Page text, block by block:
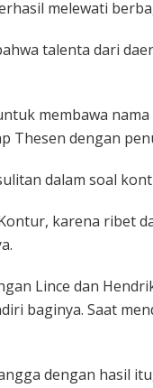
melewati
talenta dari
membawa
Thesen dengan
dalam soal
karena ribet
Lince dan
baginya. Saat
dengan hasil